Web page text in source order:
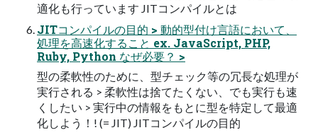
適化も行っています JITコンパイルとは
JITコンパイルの目的 > 動的型付け言語において、
処理を高速化すること ex. JavaScript, PHP,
Ruby, Python なぜ必要？ >
型の柔軟性のために、型チェック等の冗長な処理が
実行される > 柔軟性は捨てたくない、でも実行も速
くしたい > 実行中の情報をもとに型を特定して最適
化しよう！! (= JIT) JITコンパイルの目的